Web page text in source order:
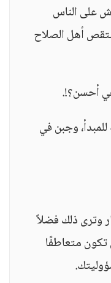
على الناس
أهل الصلاح
أحسن؟!.
وجبن في
وترى ذلك فضلاً
متعاطفًا